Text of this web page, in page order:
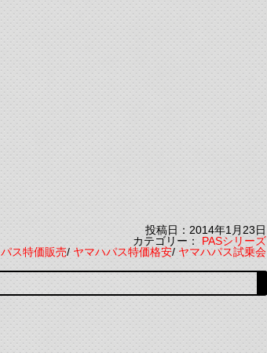
投稿日：2014年1月23日
カテゴリー：PASシリーズ
パス特価販売/ヤマハパス特価格安/ヤマハパス試乗会